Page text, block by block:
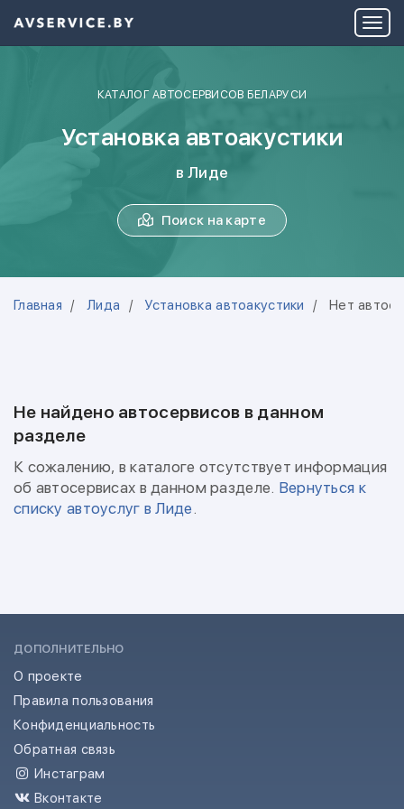
КАТАЛОГ АВТОСЕРВИСОВ БЕЛАРУСИ
Установка автоакустики
в Лиде
Поиск на карте
Главная Лида Установка автоакустики Нет
Не найдено автосервисов в данном
разделе
К сожалению, в каталоге отсутствует информация
об автосервисах в данном разделе. Вернуться к
списку автоуслуг в Лиде.
ДОПОЛНИТЕЛЬНО
О проекте
Правила пользования
Конфиденциальность
Обратная связь
Инстаграм
Вконтакте